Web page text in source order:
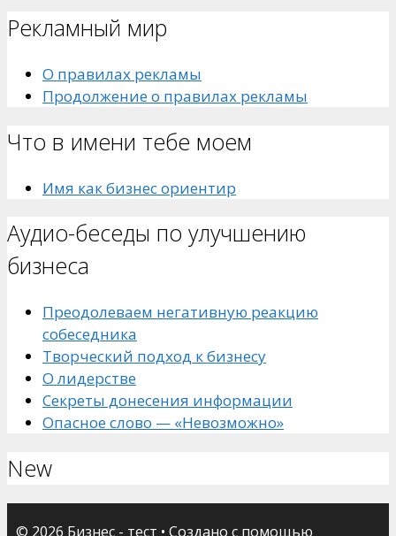
Рекламный мир
О правилах рекламы
Продолжение о правилах рекламы
Что в имени тебе моем
Имя как бизнес ориентир
Аудио-беседы по улучшению
бизнеса
Преодолеваем негативную реакцию
собеседника
Творческий подход к бизнесу
О лидерстве
Секреты донесения информации
Опасное слово — «Невозможно»
New
© 2026 Бизнес - тест • Создано с помощью